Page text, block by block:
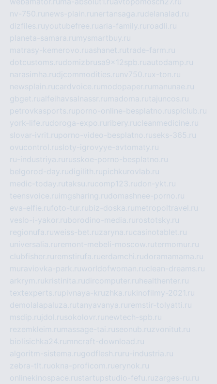
nv-750.ru news-plain.ru nertansaga.rudelanalad.ru
dizfiles.ruyoutubefree.ruaria-family.ru roadli.ru
planeta-samara.ru mysmartbuy.ru
matrasy-kemerovo.ruashanet.rutrade-farm.ru
dotcustoms.rudomizbrusa9x12spb.ruautodamp.ru
narasimha.rudjcommodities.ru nv750.rux-ton.ru
newsplain.rucardvoice.ru modopaper.ru manunae.ru
gbget.rualfeihavsalnassr.ru madoma.rutajuncos.ru
petrovkasports.ruporno-online-besplatno.rusplclub.ru
york-life.rudoroga-expo.ru ribery.rucleanmedicine.ru
slovar-ivrit.ruporno-video-besplatno.ruseks-365.ru
ovucontrol.rusloty-igrovyye-avtomaty.ru
ru-industriya.ru russkoe-porno-besplatno.ru
belgorod-day.rudigilith.rupichkurovlab.ru
medic-today.rutaksu.rucomp123.rudon-ykt.ru
teensvoice.ru imgsharing.rudomashnee-porno.ru
eva-elfie.rufoto-tur.rubiz-doska.ru metropoltravel.ru
veslo-i-yakor.ruborodino-media.ru rostotsky.ru
regionufa.ruweiss-bet.ruzaryna.rucasinotablet.ru
universalia.ru remont-mebeli-moscow.rutermomur.ru
clubfisher.ru remstirufa.ruerdamchi.rudoramamama.ru
muraviovka-park.ruworldofwoman.ruclean-dreams.ru
arkrym.rukristinita.rudircomputer.ru healthenter.ru
textexperts.rupivnaya-kruzhka.rukinofilmy-2021.ru
demolalapaluza.rutanyavanya.ru remstir-tolyatti.ru
msdip.ru jdol.rusokolovr.ru newtech-spb.ru
rezemkleim.ru massage-tai.ruseonub.ruzvonitut.ru
biolisichka24.ru mncraft-download.ru
algoritm-sistema.rugodflesh.ru ru-industria.ru
zebra-tlt.ruokna-proficom.ruerynok.ru
onlinekinospace.rustartupstudio-fefu.ruzarges-ru.ru